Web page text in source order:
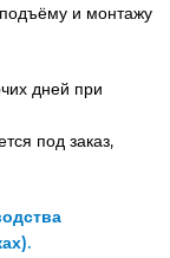
и монтажу
дней при
под заказ,